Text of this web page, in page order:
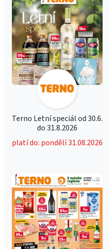
Terno Letní speciál od 30.6.
do 31.8.2026
platí do: pondělí 31.08.2026